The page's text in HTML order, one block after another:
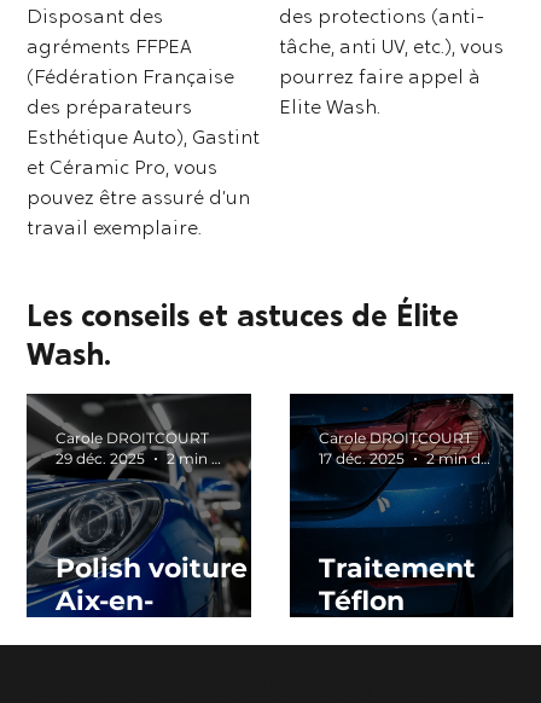
Disposant des
agréments FFPEA
(Fédération Française
des préparateurs
Esthétique Auto), Gastint
et Céramic Pro, vous
pouvez être assuré d’un
travail exemplaire.
des protections (anti-
tâche, anti UV, etc.), vous
pourrez faire appel à
Elite Wash.
Les conseils et astuces de Élite
Wash.
Polish voiture
Aix-en-
Carole DROITCOURT
29 déc. 2025
2 min de lecture
Traitement
Téflon
Carole DROITCOURT
17 déc. 2025
2 min de lecture